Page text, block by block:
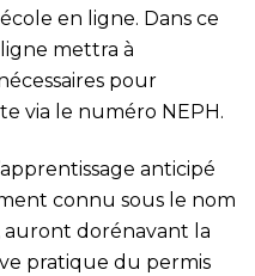
en ligne. Dans ce
mettra à
pour
via le numéro NEPH.
anticipé
connu sous le nom
dorénavant la
pratique du permis